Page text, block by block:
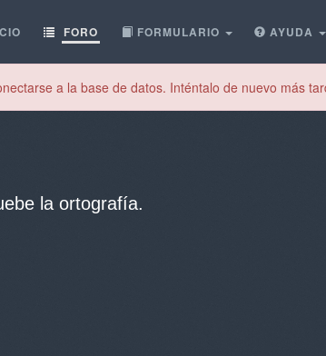
FORO FORMULARIO AYUDA
a la base de datos. Inténtalo de nuevo más
la ortografía.